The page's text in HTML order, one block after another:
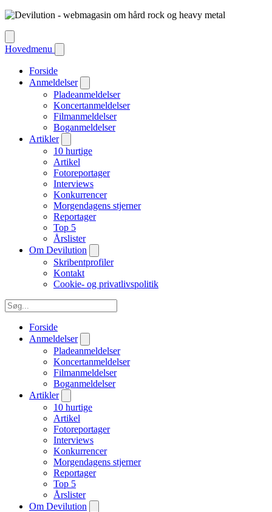
Hovedmenu
Forside
Anmeldelser
Pladeanmeldelser
Koncertanmeldelser
Filmanmeldelser
Boganmeldelser
Artikler
10 hurtige
Artikel
Fotoreportager
Interviews
Konkurrencer
Morgendagens stjerner
Reportager
Top 5
Årslister
Om Devilution
Skribentprofiler
Kontakt
Cookie- og privatlivspolitik
Forside
Anmeldelser
Pladeanmeldelser
Koncertanmeldelser
Filmanmeldelser
Boganmeldelser
Artikler
10 hurtige
Artikel
Fotoreportager
Interviews
Konkurrencer
Morgendagens stjerner
Reportager
Top 5
Årslister
Om Devilution